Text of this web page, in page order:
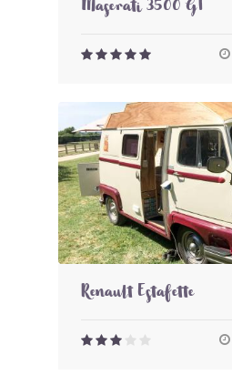
Maserati 3500 GT
Renault Estafette